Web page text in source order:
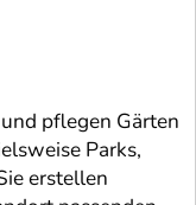
pflegen Gärten
Parks,
erstellen